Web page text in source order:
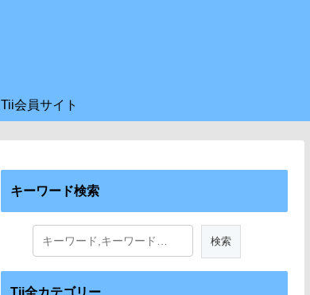
Tii会員サイト
キーワード検索
Tii全カテゴリー